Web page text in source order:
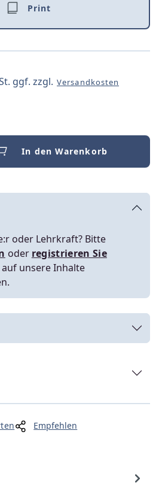
Print
ggf. zzgl. Versandkosten
In den Warenkorb
oder Lehrkraft? Bitte
oder registrieren Sie
unsere Inhalte
Empfehlen